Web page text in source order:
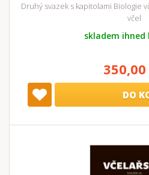
Druhý svazek s kapitolami Biologie
včel
skladem ihned
DO